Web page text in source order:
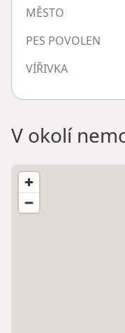
MĚSTO
PES POVOLEN
VÍŘIVKA
V okolí